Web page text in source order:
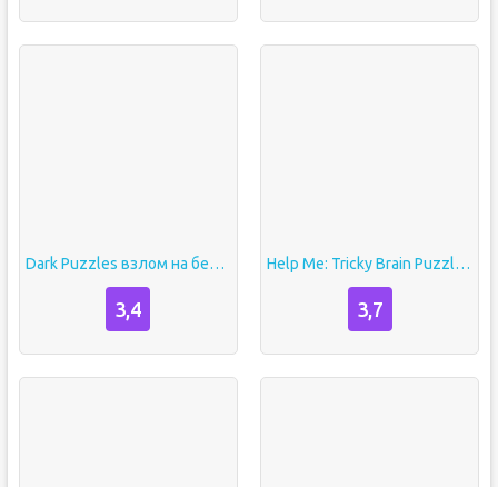
Dark Puzzles взлом на бесплатные покупки
3,4
Help Me: Tricky Brain Puzzles взлом Бесплатные покупки
3,7